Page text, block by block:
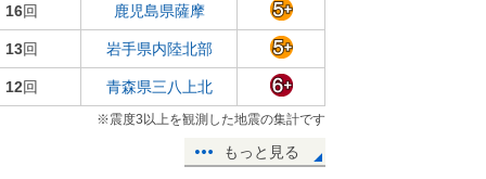
16回 鹿児島県薩摩
13回 岩手県内陸北部
12回 青森県三八上北
※震度3以上を観測した地震の集計です
もっと見る